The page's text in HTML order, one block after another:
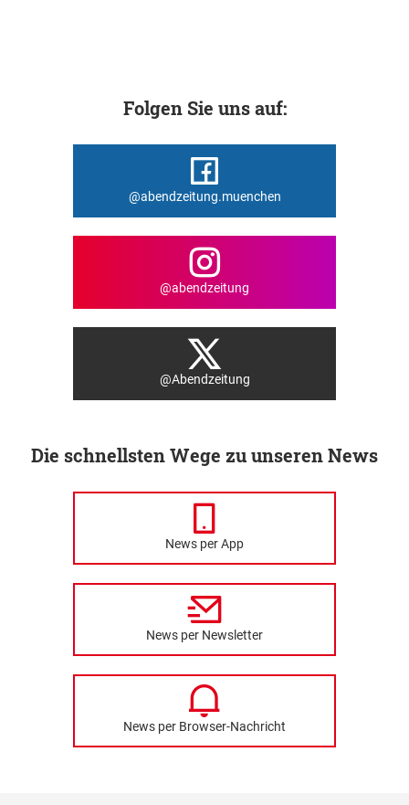
Folgen Sie uns auf:
@abendzeitung.muenchen
@abendzeitung
@Abendzeitung
Die schnellsten Wege zu unseren News
News per App
News per Newsletter
News per Browser-Nachricht